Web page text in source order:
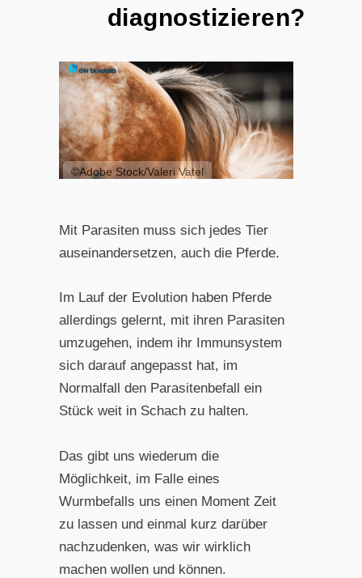
diagnostizieren?
©Adobe Stock/Valeri Vatel
Mit Parasiten muss sich jedes Tier
auseinandersetzen, auch die Pferde.
Im Lauf der Evolution haben Pferde
allerdings gelernt, mit ihren Parasiten
umzugehen, indem ihr Immunsystem
sich darauf angepasst hat, im
Normalfall den Parasitenbefall ein
Stück weit in Schach zu halten.
Das gibt uns wiederum die
Möglichkeit, im Falle eines
Wurmbefalls uns einen Moment Zeit
zu lassen und einmal kurz darüber
nachzudenken, was wir wirklich
machen wollen und können.